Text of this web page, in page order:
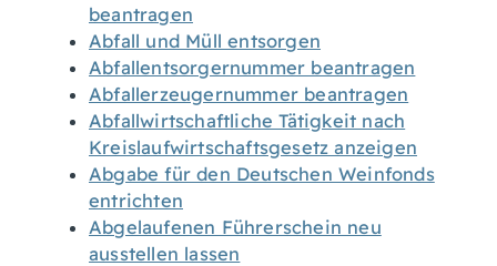
beantragen
Abfall und Müll entsorgen
Abfallentsorgernummer beantragen
Abfallerzeugernummer beantragen
Abfallwirtschaftliche Tätigkeit nach
Kreislaufwirtschaftsgesetz anzeigen
Abgabe für den Deutschen Weinfonds
entrichten
Abgelaufenen Führerschein neu
ausstellen lassen